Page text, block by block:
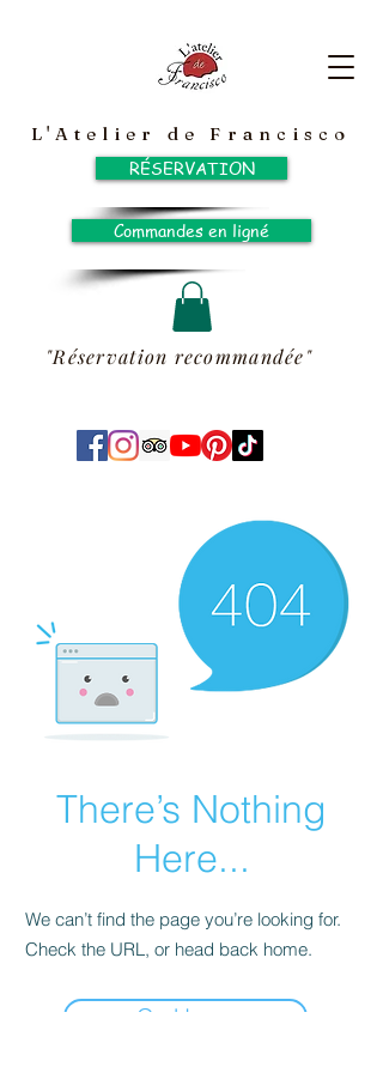
L'Atelier de Francisco
"Réservation recommandée"
RÉSERVATION
Commandes en ligné
There’s Nothing
Here...
We can’t find the page you’re looking for.
Check the URL, or head back home.
Go Home